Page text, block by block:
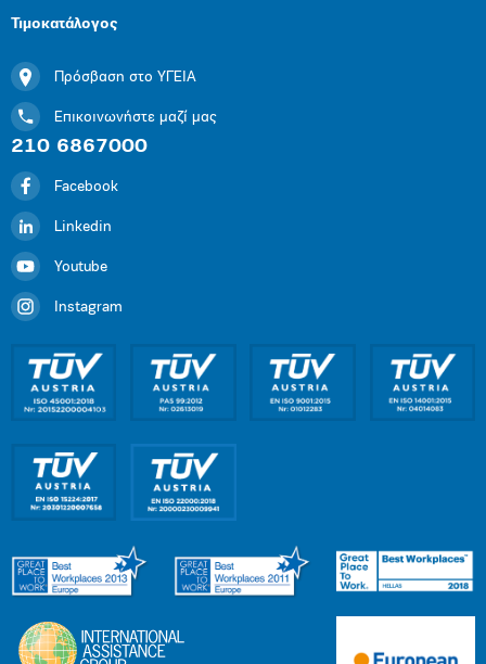
Τιμοκατάλογος
Πρόσβαση στο ΥΓΕΙΑ
Επικοινωνήστε μαζί μας
210 6867000
Facebook
Linkedin
Youtube
Instagram